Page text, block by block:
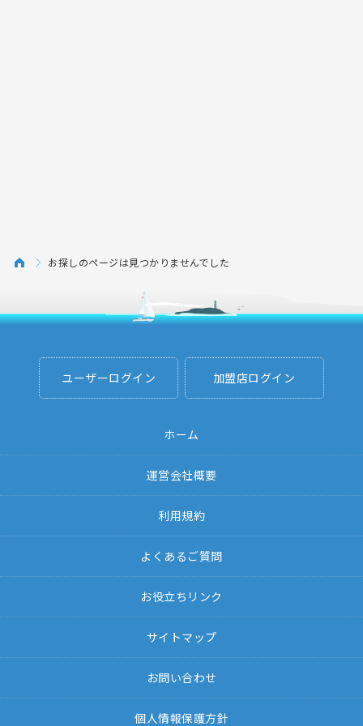
お探しのページは見つかりませんでした
ユーザーログイン 加盟店ログイン
ホーム
運営会社概要
利用規約
よくあるご質問
お役立ちリンク
サイトマップ
お問い合わせ
個人情報保護方針